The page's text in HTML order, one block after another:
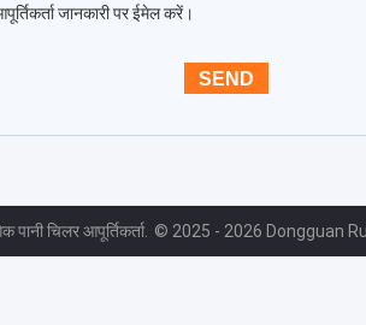
जानकारी पर ईमेल करें।
पानी चिलर आपूर्तिकर्ता. © 2025 - 2026 Dongguan